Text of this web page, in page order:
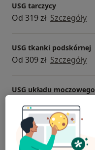
USG tarczycy
Od 319 zł Szczegóły
USG tkanki podskórnej
Od 309 zł Szczegóły
USG układu moczowego
+ 5 usług